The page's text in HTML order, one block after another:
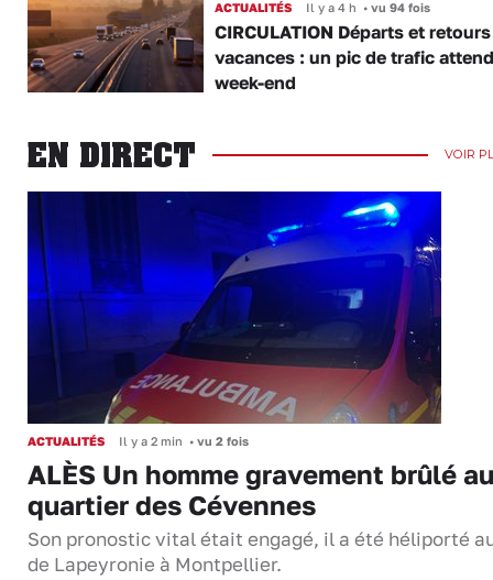
ACTUALITÉS Il y a 4 h •vu 94 fois
CIRCULATION Départs et
vacances : un pic de trafic
week-end
EN DIRECT VOIR
ACTUALITÉS Il y a 2 min • vu 2 fois
ALÈS Un homme gravement brûlé au
quartier des Cévennes
Son pronostic vital était engagé, il a été héliporté
de Lapeyronie à Montpellier.